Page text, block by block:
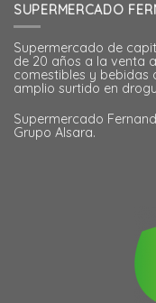
SUPERMERCADO
Supermercado de
de 20 años a la venta
comestibles y bebidas
amplio surtido en
Supermercado
Grupo Alsara.